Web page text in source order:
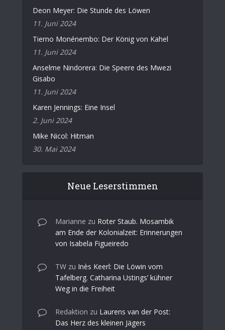
Deon Meyer: Die Stunde des Löwen
11. Juni 2024
Tierno Monénembo: Der König von Kahel
11. Juni 2024
Anselme Nindorera: Die Speere des Mwezi
Gisabo
11. Juni 2024
Karen Jennings: Eine Insel
2. Juni 2024
Mike Nicol: Hitman
30. Mai 2024
Neue Leserstimmen
Marianne zu Roter Staub. Mosambik
am Ende der Kolonialzeit: Erinnerungen
von Isabela Figueiredo
TW zu Inès Keerl: Die Löwin vom
Tafelberg. Catharina Ustings’ kühner
Weg in die Freiheit
Redaktion zu Laurens van der Post:
Das Herz des kleinen Jägers